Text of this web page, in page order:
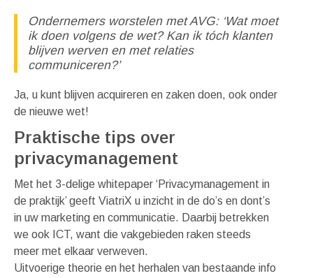
Ondernemers worstelen met AVG: ‘Wat moet
ik doen volgens de wet? Kan ik tóch klanten
blijven werven en met relaties
communiceren?’
Ja, u kunt blijven acquireren en zaken doen, ook onder
de nieuwe wet!
Praktische tips over
privacymanagement
Met het 3-delige whitepaper ‘Privacymanagement in
de praktijk’ geeft ViatriX u inzicht in de do’s en dont’s
in uw marketing en communicatie. Daarbij betrekken
we ook ICT, want die vakgebieden raken steeds
meer met elkaar verweven.
Uitvoerige theorie en het herhalen van bestaande info